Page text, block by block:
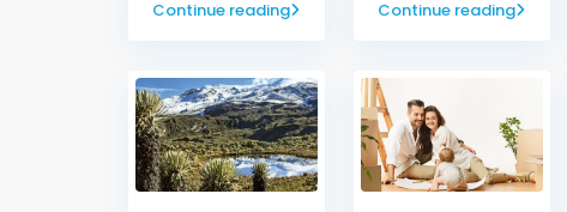
Continue reading Continue reading